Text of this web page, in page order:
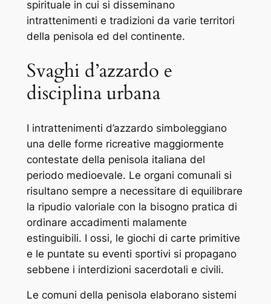
spirituale in cui si disseminano
intrattenimenti e tradizioni da varie territori
della penisola ed del continente.
Svaghi d’azzardo e
disciplina urbana
I intrattenimenti d’azzardo simboleggiano
una delle forme ricreative maggiormente
contestate della penisola italiana del
periodo medioevale. Le organi comunali si
risultano sempre a necessitare di equilibrare
la ripudio valoriale con la bisogno pratica di
ordinare accadimenti malamente
estinguibili. I ossi, le giochi di carte primitive
e le puntate su eventi sportivi si propagano
sebbene i interdizioni sacerdotali e civili.
Le comuni della penisola elaborano sistemi